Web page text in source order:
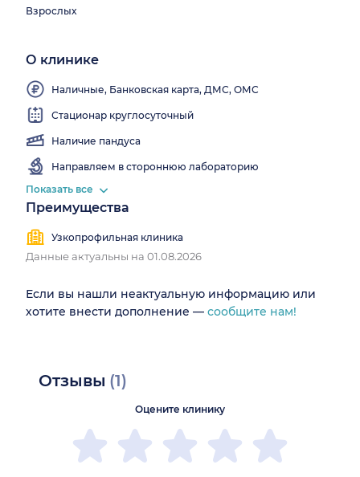
Взрослых
О клинике
Наличные, Банковская карта, ДМС, ОМС
Стационар круглосуточный
Наличие пандуса
Направляем в стороннюю лабораторию
больничные
Показать все
Преимущества
Узкопрофильная клиника
Данные актуальны на 01.08.2026
Если вы нашли неактуальную информацию или
хотите внести дополнение — сообщите нам!
Отзывы (1)
Оцените клинику